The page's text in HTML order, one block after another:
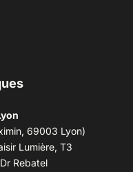
69003 Lyon)
Lumière, T3
Rebatel